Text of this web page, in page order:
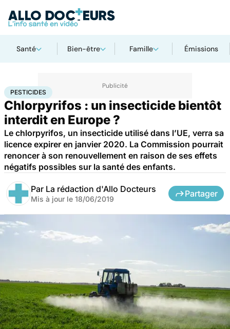
Santé Bien-être Famille Émissions
AccueilBien-être
PESTICIDES
Chlorpyrifos : un insecticide bientôt
interdit en Europe ?
Le chlorpyrifos, un insecticide utilisé dans l’UE, verra sa
licence expirer en janvier 2020. La Commission pourrait
renoncer à son renouvellement en raison de ses effets
négatifs possibles sur la santé des enfants.
Par La rédaction d'Allo Docteurs
Mis à jour le 18/06/2019
Partager